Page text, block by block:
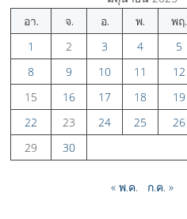
อา.
จ. อ. พ. พฤ.
1
2 3 4 5
8
9 10 11 12
15
16 17 18 19
22
23 24 25 26
29
30
« พ.ค. ก.ค. »